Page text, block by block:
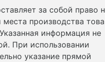
за собой право
производства
информация не
При использовании
указание прямой